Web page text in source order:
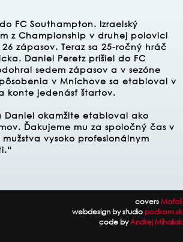
FC Southampton. Izraelský
z Championship v druhej polovici
zápasov. Teraz sa 25-ročný hráč
Daniel Peretz prišiel do FC
sedem zápasov a v sezóne
v Mníchove sa etabloval v
konte jedenásť štartov.
Daniel okamžite etabloval ako
Ďakujeme mu za spoločný čas v
vysoko profesionálnym
coversMaťaš
webdesign by studio podkom.sk
code byAndrej Mihaliak